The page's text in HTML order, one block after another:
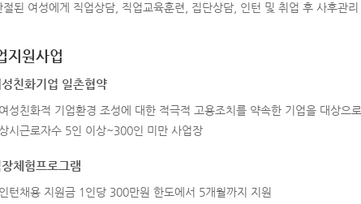
절된 여성에게 직업상담, 직업교육훈련, 집단상담, 인턴 및 취업 후 사후관
지원사업
성친화기업 일촌협약
여성친화적 기업환경 조성에 대한 적극적 고용조치를 약속한 기업을 대상으
상시근로자수 5인 이상~300인 미만 사업장
장체험프로그램
인턴채용 지원금 1인당 300만원 한도에서 5개월까지 지원